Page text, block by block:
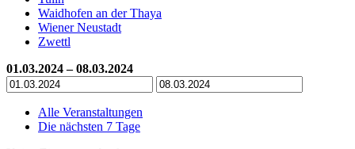
Waidhofen an der Thaya
Wiener Neustadt
Zwettl
01.03.2024 – 08.03.2024
Alle Veranstaltungen
Die nächsten 7 Tage